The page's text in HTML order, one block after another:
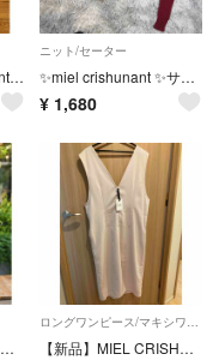
新品☆Miel Crishunant☆バロックJ☆パーカー☆グレー☆XS-S
ニット/セーター
✨miel crishunant ✨サイズフリー(Sから M相当 ニットセーター
¥ 1,680
MIEL CRISHUNANT チロリアンニットルーズカーディガン
ロングワンピース/マキシワンピース
【新品】MIEL CRISHUNANT ワンピース